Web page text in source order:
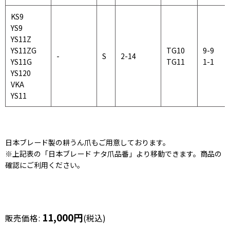
KS9
YS9
YS11Z
YS11ZG
YS11G
YS120
VKA
YS11
- S 2-14
TG10
TG11
9-9
1-1
日本ブレード製の耕うん爪もご用意しております。
※上記表の「日本ブレード ナタ爪品番」より移動できます。商品の
確認にご利用ください。
販売価格: 11,000円(税込)